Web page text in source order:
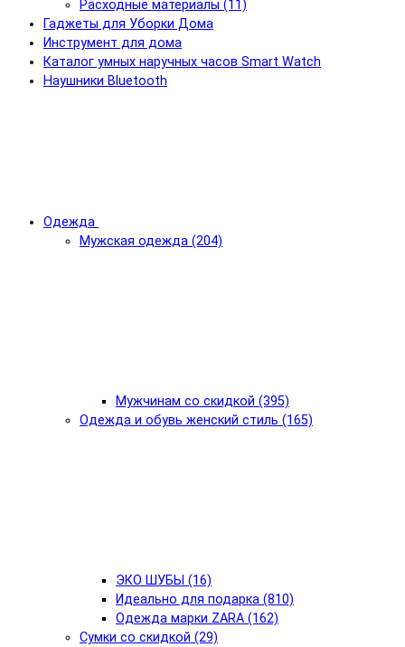
Расходные материалы (11)
Гаджеты для Уборки Дома
Инструмент для дома
Каталог умных наручных часов Smart Watch
Наушники Bluetooth
Одежда
Мужская одежда (204)
Мужчинам со скидкой (395)
Одежда и обувь женский стиль (165)
ЭКО ШУБЫ (16)
Идеально для подарка (810)
Одежда марки ZARA (162)
Сумки со скидкой (29)